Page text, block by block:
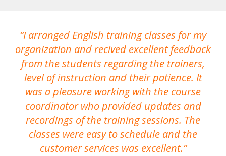
I arranged English training classes for my
organization and recived excellent feedback
from the students regarding the trainers,
level of instruction and their patience. It
was a pleasure working with the course
coordinator who provided updates and
recordings of the training sessions. The
classes were easy to schedule and the
customer services was excellent.